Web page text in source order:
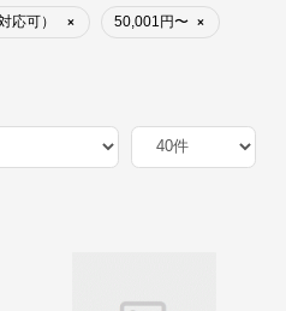
応可） × 50,001円〜 ×